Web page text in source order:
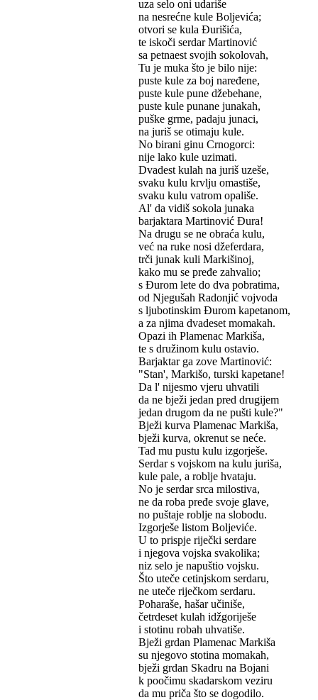
uza selo oni udariše
na nesrećne kule Boljevića;
otvori se kula Đurišića,
te iskoči serdar Martinović
sa petnaest svojih sokolovah,
Tu je muka što je bilo nije:
puste kule za boj naređene,
puste kule pune džebehane,
puste kule punane junakah,
puške grme, padaju junaci,
na juriš se otimaju kule.
No birani ginu Crnogorci:
nije lako kule uzimati.
Dvadest kulah na juriš uzeše,
svaku kulu krvlju omastiše,
svaku kulu vatrom opališe.
Al' da vidiš sokola junaka
barjaktara Martinović Đura!
Na drugu se ne obraća kulu,
već na ruke nosi džeferdara,
trči junak kuli Markišinoj,
kako mu se pređe zahvalio;
s Đurom lete do dva pobratima,
od Njegušah Radonjić vojvoda
s ljubotinskim Đurom kapetanom,
a za njima dvadeset momakah.
Opazi ih Plamenac Markiša,
te s družinom kulu ostavio.
Barjaktar ga zove Martinović:
"Stan', Markišo, turski kapetane!
Da l' nijesmo vjeru uhvatili
da ne bježi jedan pred drugijem
jedan drugom da ne pušti kule?"
Bježi kurva Plamenac Markiša,
bježi kurva, okrenut se neće.
Tad mu pustu kulu izgorješe.
Serdar s vojskom na kulu juriša,
kule pale, a roblje hvataju.
No je serdar srca milostiva,
ne da roba pređe svoje glave,
no puštaje roblje na slobodu.
Izgorješe listom Boljeviće.
U to prispje riječki serdare
i njegova vojska svakolika;
niz selo je napuštio vojsku.
Što uteče cetinjskom serdaru,
ne uteče riječkom serdaru.
Poharaše, hašar učiniše,
četrdeset kulah idžgoriješe
i stotinu robah uhvatiše.
Bježi grdan Plamenac Markiša
su njegovo stotina momakah,
bježi grdan Skadru na Bojani
k poočimu skadarskom veziru
da mu priča što se dogodilo.